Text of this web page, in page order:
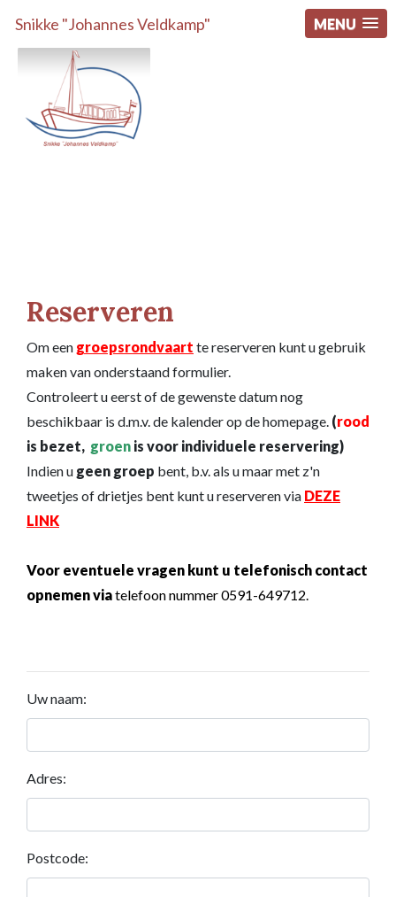
Snikke "Johannes Veldkamp" MENU
Reserveren
Om een groepsrondvaart te reserveren kunt u gebruik
maken van onderstaand formulier.
Controleert u eerst of de gewenste datum nog
beschikbaar is d.m.v. de kalender op de homepage. (rood
is bezet, groen is voor individuele reservering)
Indien u geen groep bent, b.v. als u maar met z'n
tweetjes of drietjes bent kunt u reserveren via DEZE
LINK
Voor eventuele vragen kunt u telefonisch contact
opnemen viatelefoon nummer 0591-649712.
Uw naam:
Adres:
Postcode: